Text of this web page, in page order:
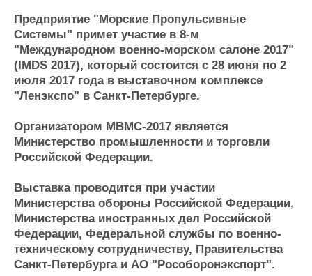
Пульс
Новости
Компании
Репутация
Работа
Крюинг
Реклама
Доска объявлений
Продажа флота
Оборудование
Изделия
Материалы
Услуги
Выставки и семинары
Личности
Словарь
Галерея флота
Форум
Отзывы
Все службы
Предприятие "Морские Пропульсивные
Системы" примет участие в 8-м
"Международном военно-морском салоне 2017"
(IMDS 2017), который состоится с 28 июня по 2
июля 2017 года в выставочном комплексе
"Ленэкспо" в Санкт-Петербурге.
Организатором МВМС-2017 является
Министерство промышленности и торговли
Российской Федерации.
Выставка проводится при участии
Министерства обороны Российской Федерации,
Министерства иностранных дел Российской
Федерации, Федеральной службы по военно-
техническому сотрудничеству, Правительства
Санкт-Петербурга и АО "Рособоронэкспорт".